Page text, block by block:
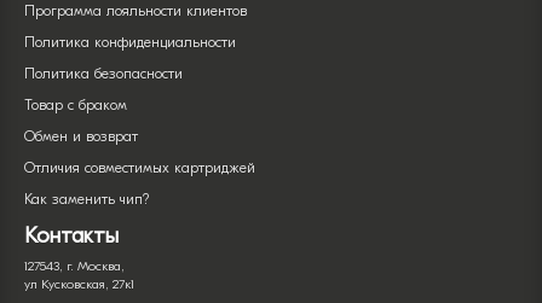
Программа лояльности клиентов
Политика конфиденциальности
Политика безопасности
Товар с браком
Обмен и возврат
Отличия совместимых картриджей
Как заменить чип?
Контакты
127543, г. Москва,
ул Кусковская, 27к1